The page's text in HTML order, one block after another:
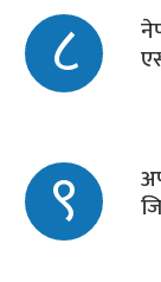
८
९